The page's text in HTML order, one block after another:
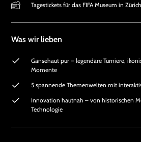
Tagestickets für das FIFA Museum in Zürich
Was wir lieben
Gänsehaut pur – legendäre Turniere,
Momente
5 spannende Themenwelten mit
Innovation hautnah – von historischen
Technologie